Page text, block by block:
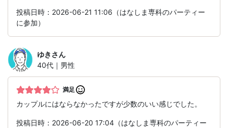
投稿日時：2026-06-21 11:06（はなしま専科のパーティー
に参加）
ゆきさん
40代｜男性
満足
カップルにはならなかったですが少数のいい感じでした。
投稿日時：2026-06-20 17:04（はなしま専科のパーティー